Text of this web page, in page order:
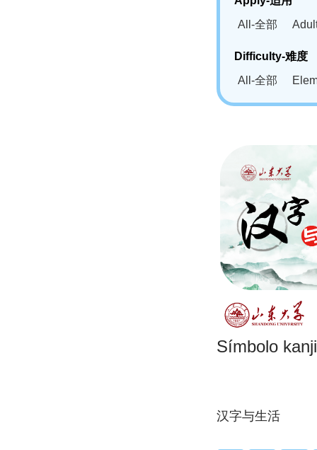
All-全部
Difficulty-难度
All-全部
Símbolo
汉字与生活